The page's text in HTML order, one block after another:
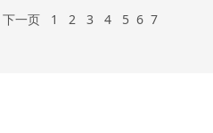
下一页 1 2 3 4 5 6 7